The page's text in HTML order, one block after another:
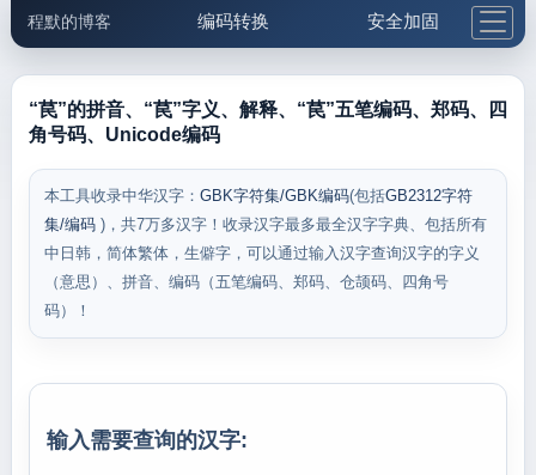
程默的博客 编码转换 安全加固
邮件工具 生活便民 更多工具
“苠”的拼音、“苠”字义、解释、“苠”五笔编码、郑码、四
角号码、Unicode编码
本工具收录中华汉字： GBK字符集/GBK编码(包括GB2312字符
集/编码 )，共7万多汉字！收录汉字最多最全汉字字典、包括所有
中日韩，简体繁体，生僻字，可以通过输入汉字查询汉字的字义
（意思）、拼音、编码（五笔编码、郑码、仓颉码、四角号
码）！
输入需要查询的汉字: